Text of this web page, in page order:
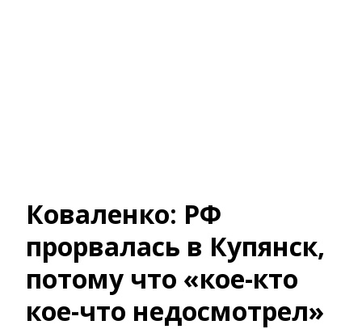
Коваленко: РФ
прорвалась в Купянск,
потому что «кое-кто
кое-что недосмотрел»